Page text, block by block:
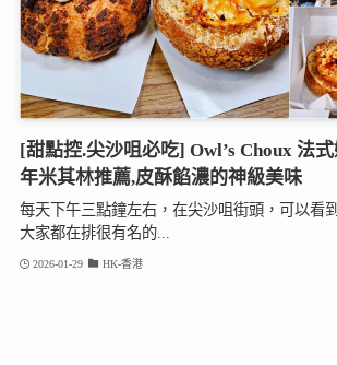
[甜點控.尖沙咀必吃] Owl’s Choux 法
年米其林推薦,皮酥餡濃的神級美味
每天下午三點鐘左右，在尖沙咀街頭，可以看
大家都在排很有名的...
2026-01-29 HK-香港